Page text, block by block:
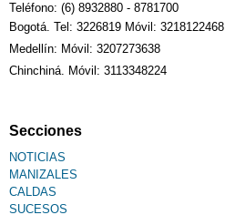
Teléfono: (6) 8932880 - 8781700
Bogotá. Tel: 3226819 Móvil: 3218122468
Medellín: Móvil: 3207273638
Chinchiná. Móvil: 3113348224
Secciones
NOTICIAS
MANIZALES
CALDAS
SUCESOS